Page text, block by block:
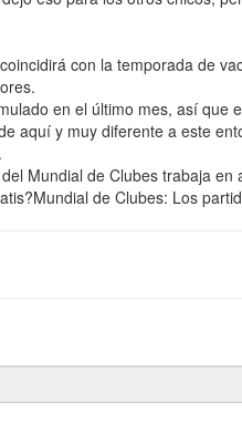
con la temporada de
en el último mes, así que
aquí y muy diferente a este
Mundial de Clubes trabaja
de Clubes: Los